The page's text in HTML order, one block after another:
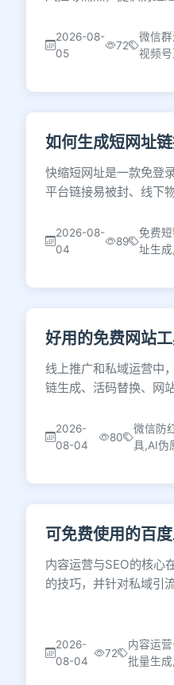
2026-08-
05
72
微信
视频
如何生成短网址
快缩短网址是一款免登
平台链接易被封、线下
2026-08-
04
89
免费
址生
好用的免费网站
线上推广和私域运营中
链生成、活码替换、网
2026-
08-04
80
微信防
具,AI伪
可免费使用的百
内容运营与SEO的核心
的技巧，并针对私域引
2026-
08-04
72
内容运
批量生